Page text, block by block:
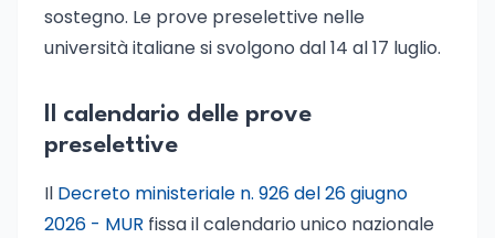
sostegno. Le prove preselettive nelle
università italiane si svolgono dal 14 al 17 luglio.
Il calendario delle prove
preselettive
Il Decreto ministeriale n. 926 del 26 giugno
2026 - MUR fissa il calendario unico nazionale